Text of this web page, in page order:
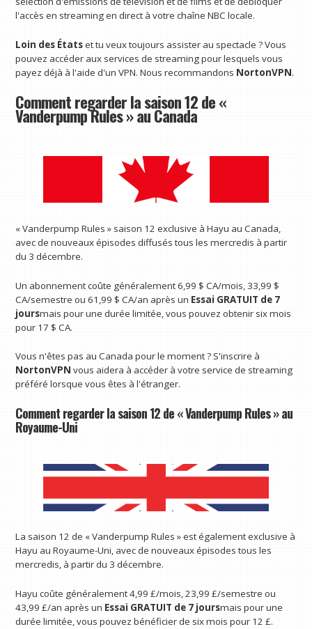
l'accès en streaming en direct à votre chaîne NBC locale.
Loin des Étatset tu veux toujours assister au spectacle ? Vous
pouvez accéder aux services de streaming pour lesquels vous
payez déjà à l'aide d'un VPN. Nous recommandons NortonVPN.
Comment regarder la saison 12 de «
Vanderpump Rules » au Canada
« Vanderpump Rules » saison 12 exclusive à Hayu au Canada,
avec de nouveaux épisodes diffusés tous les mercredis à partir
du 3 décembre.
Un abonnement coûte généralement 6,99 $ CA/mois, 33,99 $
CA/semestre ou 61,99 $ CA/an après un Essai GRATUIT de 7
joursmais pour une durée limitée, vous pouvez obtenir six mois
pour 17 $ CA.
Vous n'êtes pas au Canada pour le moment ? S'inscrire à
NortonVPN vous aidera à accéder à votre service de streaming
préféré lorsque vous êtes à l'étranger.
Comment regarder la saison 12 de « Vanderpump Rules » au
Royaume-Uni
La saison 12 de « Vanderpump Rules » est également exclusive à
Hayu au Royaume-Uni, avec de nouveaux épisodes tous les
mercredis, à partir du 3 décembre.
Hayu coûte généralement 4,99 £/mois, 23,99 £/semestre ou
43,99 £/an après un Essai GRATUIT de 7 joursmais pour une
durée limitée, vous pouvez bénéficier de six mois pour 12 £.